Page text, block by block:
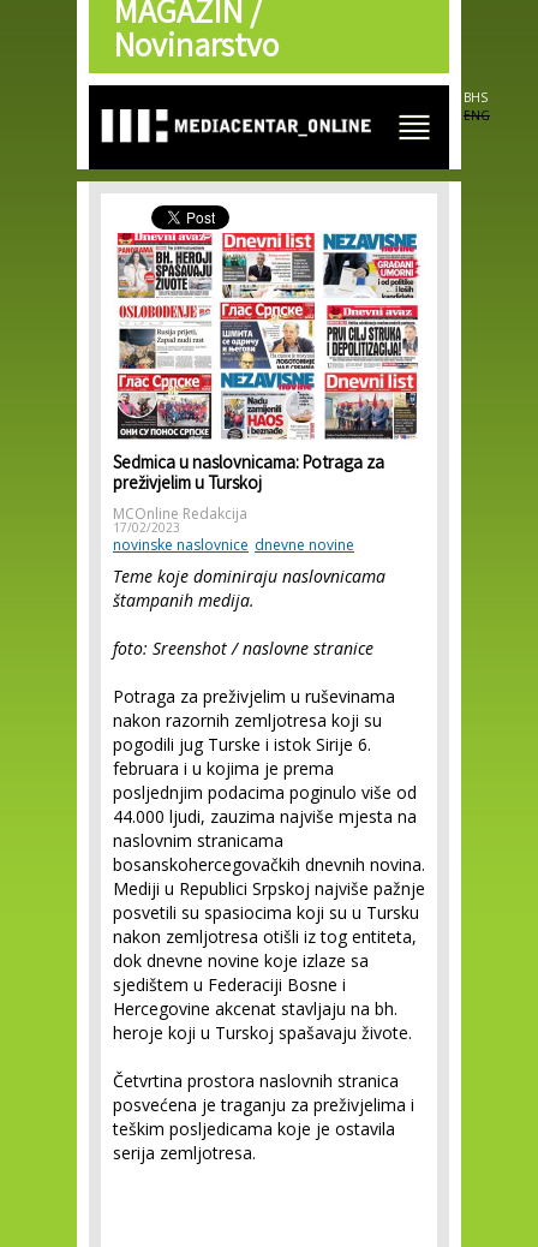
Skip to
main
content
MAGAZIN /
Novinarstvo
BHS
ENG
Sedmica u naslovnicama: Potraga za
preživjelim u Turskoj
MCOnline Redakcija
17/02/2023
novinske naslovnice dnevne novine
Teme koje dominiraju naslovnicama
štampanih medija.
foto: Sreenshot / naslovne stranice
Potraga za preživjelim u ruševinama
nakon razornih zemljotresa koji su
pogodili jug Turske i istok Sirije 6.
februara i u kojima je prema
posljednjim podacima poginulo više od
44.000 ljudi, zauzima najviše mjesta na
naslovnim stranicama
bosanskohercegovačkih dnevnih novina.
Mediji u Republici Srpskoj najviše pažnje
posvetili su spasiocima koji su u Tursku
nakon zemljotresa otišli iz tog entiteta,
dok dnevne novine koje izlaze sa
sjedištem u Federaciji Bosne i
Hercegovine akcenat stavljaju na bh.
heroje koji u Turskoj spašavaju živote.
Četvrtina prostora naslovnih stranica
posvećena je traganju za preživjelima i
teškim posljedicama koje je ostavila
serija zemljotresa.